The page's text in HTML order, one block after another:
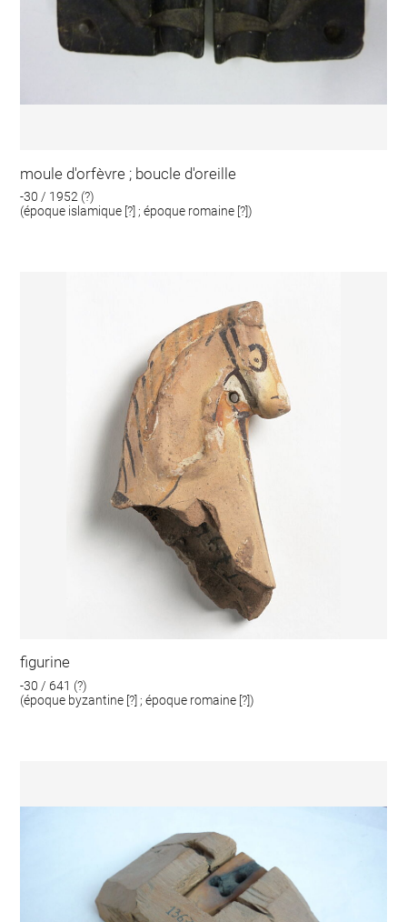
moule d'orfèvre ; boucle d'oreille
-30 / 1952 (?)
(époque islamique [?] ; époque romaine [?])
figurine
-30 / 641 (?)
(époque byzantine [?] ; époque romaine [?])